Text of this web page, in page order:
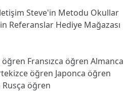
Steve'in Metodu Okullar
Referanslar Hediye Mağazası
öğren Fransızca öğren Almanca
öğren Japonca öğren
Rusça öğren